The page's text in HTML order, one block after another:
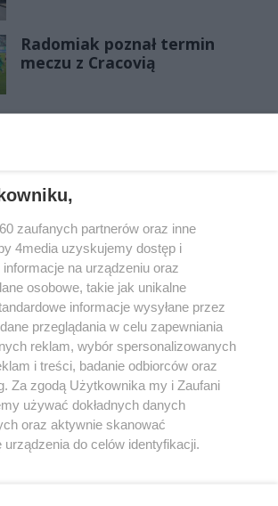
Radomiak poznał termin
meczu z Cracovią
Reklama Prywatność
Praca Łódź
the:protocol
zaufanych partnerów oraz inne
4media uzyskujemy dostęp i
na urządzeniu oraz
osobowe, takie jak unikalne
informacje wysyłane przez
przeglądania w celu zapewniania
reklam, wybór spersonalizowanych
i treści, badanie odbiorców oraz
Za zgodą Użytkownika my i Zaufani
używać dokładnych danych
oraz aktywnie skanować
do celów identyfikacji.